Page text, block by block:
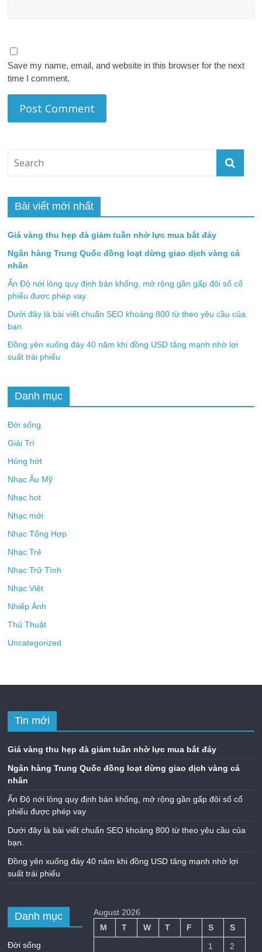
Save my name, email, and website in this browser for the next
time I comment.
Bài viết mới nhất
Giá vàng thu hẹp đà giảm tuần nhờ lực mua bắt đáy
Ngân hàng Trung Quốc đồng loạt dừng giao dịch vàng cá
nhân
Ấn Độ nới lỏng quy định bán khống, mở rộng gần gấp đôi số cổ
phiếu được phép vay
Dưới đây là bài viết chuẩn SEO khoảng 800 từ theo yêu cầu của
bạn.
Đồng yên xuống đáy 40 năm khi đồng USD tăng mạnh nhờ lợi
suất trái phiếu
Danh mục
Đời sống
Giải Trí
Hóng hớt
Nhạc Âu Mỹ
Nhạc hot
Nhạc mới
Nhạc Tổng Hợp
Nhạc Trẻ
Nhạc Trữ Tình
Nhạc Việt
Nhiếp Ảnh
Thủ Thuật
Uncategorized
Tin mới
Giá vàng thu hẹp đà giảm tuần nhờ lực mua bắt đáy
Ngân hàng Trung Quốc đồng loạt dừng giao dịch vàng cá
nhân
Ấn Độ nới lỏng quy định bán khống, mở rộng gần gấp đôi số cổ
phiếu được phép vay
Dưới đây là bài viết chuẩn SEO khoảng 800 từ theo yêu cầu của
bạn.
Đồng yên xuống đáy 40 năm khi đồng USD tăng mạnh nhờ lợi
suất trái phiếu
Danh mục
Đời sống
August 2026
M
T W T F S
S
1
2